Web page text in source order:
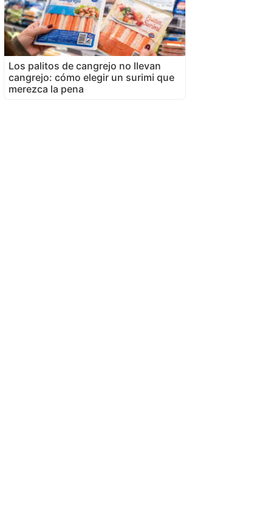
Los palitos de cangrejo no llevan
cangrejo: cómo elegir un surimi que
merezca la pena